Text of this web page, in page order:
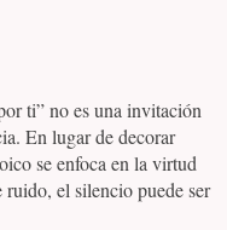
ti” no es una invitación
En lugar de decorar
se enfoca en la virtud
el silencio puede ser